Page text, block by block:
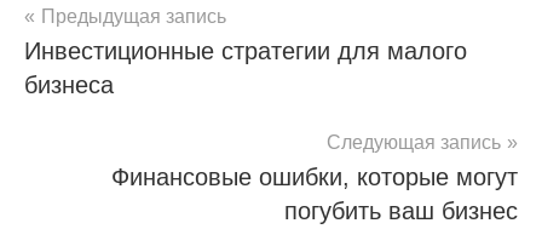
Навигация
по
записям
Предыдущая запись
Инвестиционные стратегии для малого
бизнеса
Следующая запись
Финансовые ошибки, которые могут
погубить ваш бизнес